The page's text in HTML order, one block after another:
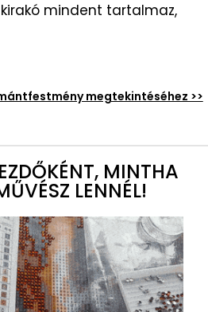
mindent tartalmaz,
megtekintéséhez >>
MINTHA
LENNÉL!